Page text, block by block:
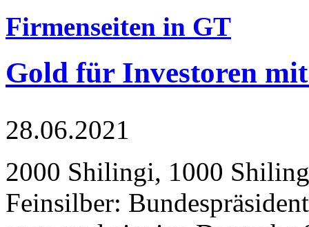
Firmenseiten in GT
Gold für Investoren
28.06.2021
2000 Shilingi, 1000
Feinsilber: